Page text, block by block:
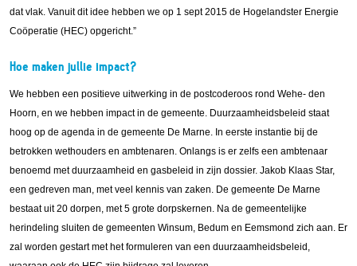
dat vlak. Vanuit dit idee hebben we op 1 sept 2015 de Hogelandster Energie
Coöperatie (HEC) opgericht.”
Hoe maken jullie impact?
We hebben een positieve uitwerking in de postcoderoos rond Wehe- den
Hoorn, en we hebben impact in de gemeente. Duurzaamheidsbeleid staat
hoog op de agenda in de gemeente De Marne. In eerste instantie bij de
betrokken wethouders en ambtenaren. Onlangs is er zelfs een ambtenaar
benoemd met duurzaamheid en gasbeleid in zijn dossier. Jakob Klaas Star,
een gedreven man, met veel kennis van zaken. De gemeente De Marne
bestaat uit 20 dorpen, met 5 grote dorpskernen. Na de gemeentelijke
herindeling sluiten de gemeenten Winsum, Bedum en Eemsmond zich aan. Er
zal worden gestart met het formuleren van een duurzaamheidsbeleid,